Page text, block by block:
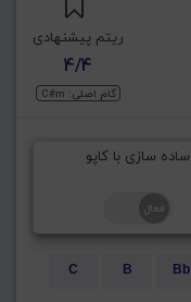
ریتم پیشنهادی
4/4
گام اصلی: C#m
ساده سازی با کاپو
Bb
B
C